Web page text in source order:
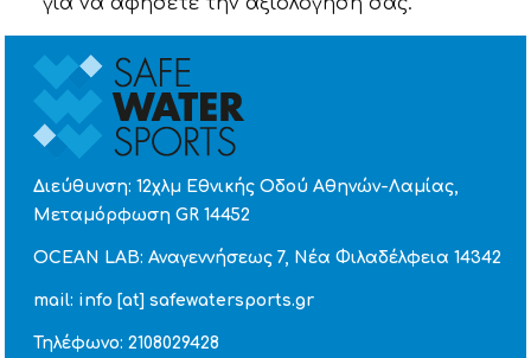
Διεύθυνση: 12χλμ Εθνικής Οδού Αθηνών-Λαμίας,
Μεταμόρφωση GR 14452
OCEAN LAB: Αναγεννήσεως 7, Νέα Φιλαδέλφεια 14342
mail: info [at] safewatersports.gr
Τηλέφωνο: 2108029428